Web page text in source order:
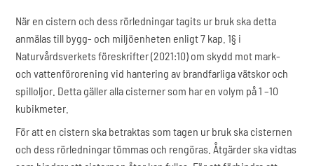
När en cistern och dess rörledningar tagits ur bruk ska detta
anmälas till bygg- och miljöenheten enligt 7 kap. 1§ i
Naturvårdsverkets föreskrifter (2021:10) om skydd mot mark-
och vattenförorening vid hantering av brandfarliga vätskor och
spilloljor. Detta gäller alla cisterner som har en volym på 1 –10
kubikmeter.
För att en cistern ska betraktas som tagen ur bruk ska cisternen
och dess rörledningar tömmas och rengöras. Åtgärder ska vidtas